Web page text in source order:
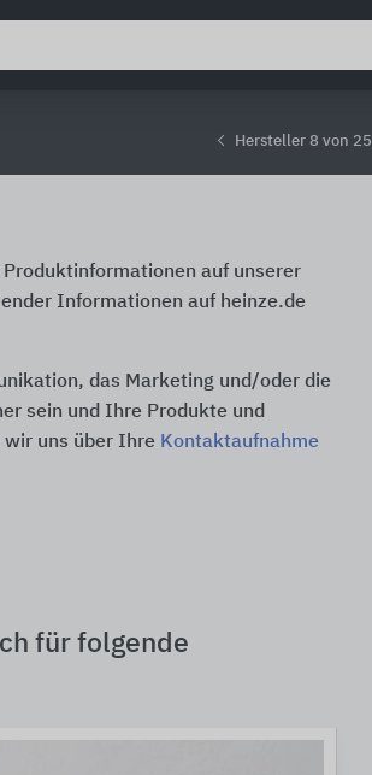
Hersteller 8 von 25
auf unserer
Informationen auf heinze.de
das Marketing und/oder die
sein und Ihre Produkte und
wir uns über Ihre Kontaktaufnahme
für folgende